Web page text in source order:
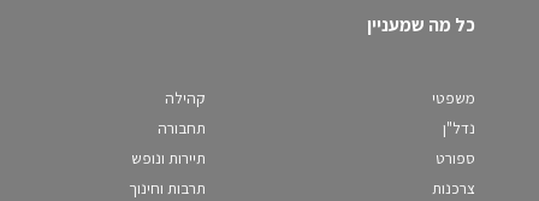
כל מה שמעניין
משפטי
נדל"ן
ספורט
צרכנות
קהילה
תחבורה
תיירות ונופש
תרבות וחינוך